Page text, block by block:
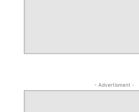
- Advertisment -